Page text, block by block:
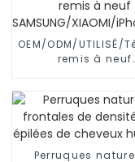
OEM/ODM/UTILISÉ/
remis à neuf
Perruques